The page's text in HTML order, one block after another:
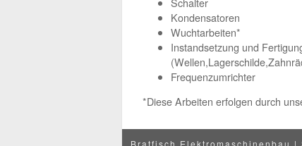
Kondensatoren
Wuchtarbeiten*
Instandsetzung und
Frequenzumrichter
*Diese Arbeiten erfolgen durch
Bratfisch Elektromaschinenbau